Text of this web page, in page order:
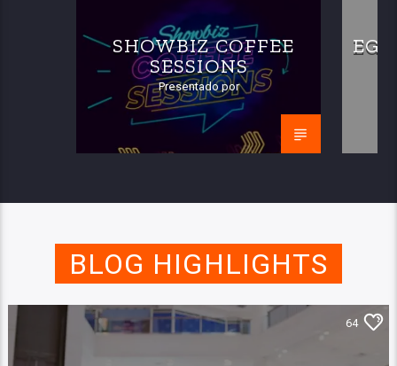
SHOWBIZ COFFEE
SESSIONS
Presentado por
BLOG HIGHLIGHTS
64